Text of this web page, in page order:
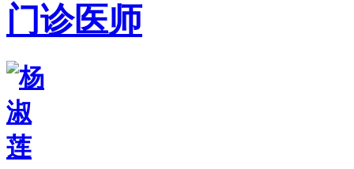
门诊医师